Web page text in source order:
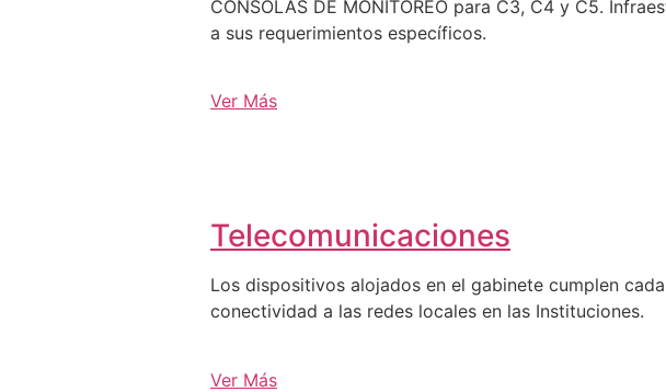
CONSOLAS DE MONITOREO para C3, C4 y C5.
a sus requerimientos específicos.
Ver Más
Telecomunicaciones
Los dispositivos alojados en el gabinete cumplen
conectividad a las redes locales en las Instituciones.
Ver Más